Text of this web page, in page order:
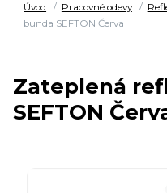
Úvod Pracovné odevy
bunda SEFTON Červa
Zateplená
SEFTON